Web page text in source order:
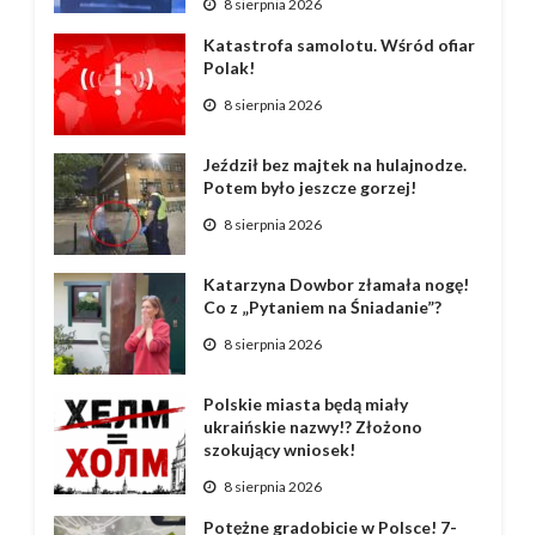
8 sierpnia 2026
Katastrofa samolotu. Wśród ofiar
Polak!
8 sierpnia 2026
Jeździł bez majtek na hulajnodze.
Potem było jeszcze gorzej!
8 sierpnia 2026
Katarzyna Dowbor złamała nogę!
Co z „Pytaniem na Śniadanie”?
8 sierpnia 2026
Polskie miasta będą miały
ukraińskie nazwy!? Złożono
szokujący wniosek!
8 sierpnia 2026
Potężne gradobicie w Polsce! 7-